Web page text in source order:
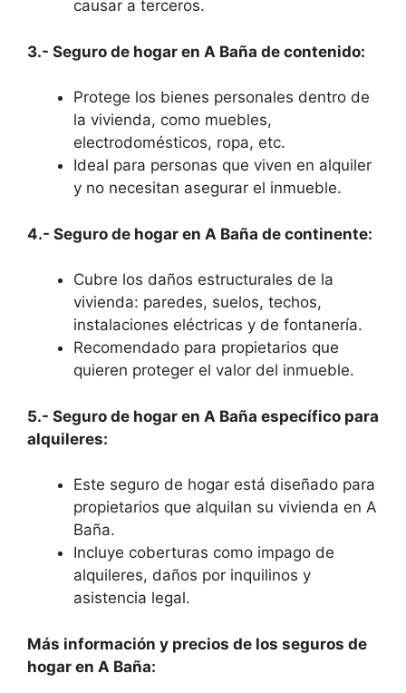
causar a terceros.
3.- Seguro de hogar en A Baña de contenido:
Protege los bienes personales dentro de
la vivienda, como muebles,
electrodomésticos, ropa, etc.
Ideal para personas que viven en alquiler
y no necesitan asegurar el inmueble.
4.- Seguro de hogar en A Baña de continente:
Cubre los daños estructurales de la
vivienda: paredes, suelos, techos,
instalaciones eléctricas y de fontanería.
Recomendado para propietarios que
quieren proteger el valor del inmueble.
5.- Seguro de hogar en A Baña específico para
alquileres:
Este seguro de hogar está diseñado para
propietarios que alquilan su vivienda en A
Baña.
Incluye coberturas como impago de
alquileres, daños por inquilinos y
asistencia legal.
Más información y precios de los seguros de
hogar en A Baña: